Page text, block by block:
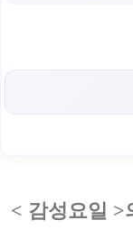
< 감성요일 >